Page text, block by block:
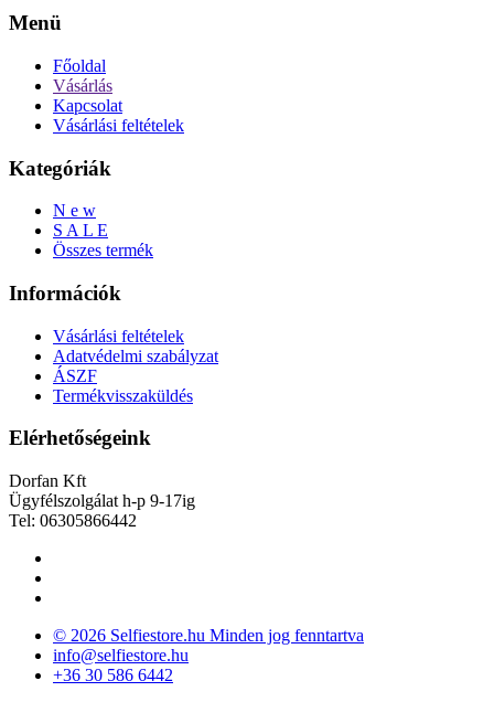
Menü
Főoldal
Vásárlás
Kapcsolat
Vásárlási feltételek
Kategóriák
N e w
S A L E
Összes termék
Információk
Vásárlási feltételek
Adatvédelmi szabályzat
ÁSZF
Termékvisszaküldés
Elérhetőségeink
Dorfan Kft
Ügyfélszolgálat h-p 9-17ig
Tel: 06305866442
© 2026 Selfiestore.hu Minden jog fenntartva
info@selfiestore.hu
+36 30 586 6442